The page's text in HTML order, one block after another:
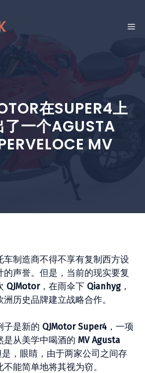
菜
在SUPER4上
了一个AGUSTA
MV
车制造商不得不享有复制西方设
的声誉。但是，当前的现实要复
QJMotor，在雨伞下 Qianhyg，
历史品牌建立战略合作。
子是新的 QJMotor Super4 ，一项
是从美学中喝酒的 MV Agusta
是，眼睛，由于两家公司之间存
能简单地将其视为窃。